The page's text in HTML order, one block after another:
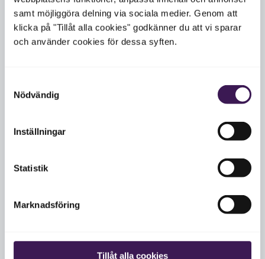
samt möjliggöra delning via sociala medier. Genom att
klicka på "Tillåt alla cookies" godkänner du att vi sparar
och använder cookies för dessa syften.
Nödvändig
Inställningar
Statistik
Marknadsföring
Tillåt alla cookies
Hälsokontroller
Vad är skillnaden mellan en hälsokontroll och
Hur ofta bör jag göra en hälsokontroll?
Kan mediciner påverka provsvar?